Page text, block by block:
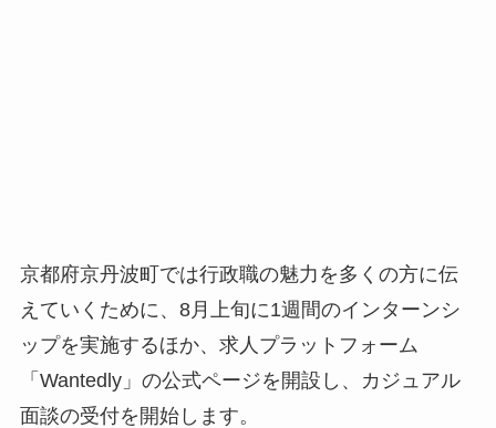
京都府京丹波町では行政職の魅力を多くの方に伝
えていくために、8月上旬に1週間のインターンシ
ップを実施するほか、求人プラットフォーム
「Wantedly」の公式ページを開設し、カジュアル
面談の受付を開始します。